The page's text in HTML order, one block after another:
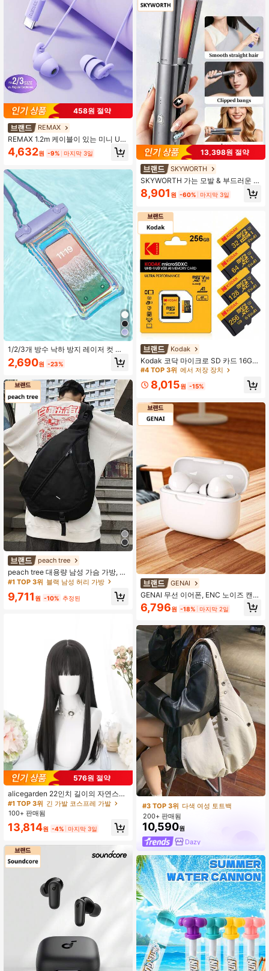
458원 절약
REMAX
REMAX 1.2m 케이블이 있는 미니 US
B-C 유선 수면 이어폰, 측면 수면자를
위한 초부드러운 실리콘 디자인, 여행,
베이스, 일반 이어버드의 2/3 크기
4,632원 -9% 마지막 3일
1/2/3개 방수 낙하 방지 레이저 컷 휴
대폰 파우치, 수영용 홀터 휴대폰 케이
스, 밀폐형 휴대폰 쉘, 투명 다이빙 휴
터치스크린 휴대폰 케이스
2,690원 -23%
peach tree
peach tree 대용량 남성 가슴 가방, 캐
주얼 힙합 여행 메신저 가방, 나일론
주얼 발렌타인 선물 블랙 가방, 대학
생활 용품 학생 남성 필수품 사이드 가
방 졸업 학교 용품
#1 TOP 3위 블랙 남성 허리 가방
높은 재방문 고객
#1 TOP 3위 블랙 남성 허리 가방
높은 재방문 고객
#1 TOP 3위 블랙 남성 허리 가방
높은 재방문 고객
#1 TOP 3위
높은 재방문 고객
9,711 원 -10% 추정된
576원 절약
alicegarden 22인치 길이의 자연스러
운 스트레이트 스타일의 합성 가발, 멋
진 블랙-브라운. 앞머리가 있는 디자
인으로, 이 가발은 여성의 일상 파티
코스프레 사용에 완벽하며, 여성들을
위한 자연스럽고 내구성 있는 가발 선
물을 제공합니다. (액세서리 없음)
#1 TOP 3위 긴 가발 코스프레 가발
100+ 판매됨
13,814원 -4% 마지막 3일
13,398원 절약
SKYWORTH
SKYWORTH 가는 모발 & 부드러운 모
발용 2-In-1 스트레이트 & 컬 헤어 스
타일러, 미니 USB 충전식, 3단계 온도
명, 휴대용 여행 사이즈, 매끄러운 스
트레이트 헤어 또는 부드러운 웨이브
컬 생성
8,901 원 -60% 마지막 3일
Kodak
Kodak 코닥 마이크로 SD 카드 16GB
32GB 64GB 128GB 256GB TF 메모
#4 TOP 3위 에서 저장 장치
높은 재방문 고객
#4 TOP 3위 에서 저장 장치
높은 재방문 고객
#4 TOP 3위 에서 저장 장치
높은 재방문 고객
#4 TOP 3위
높은 재방문 고객
8,015원 -15%
GENAI
GENAI 무선 이어폰, ENC 노이즈 캔슬
링 마이크가 있는 무선 HiFi 스테레오
이어폰, 긴 배터리 수명 인이어 무선 5.
6,796원 -18% 마지막 2일
#3 TOP 3위 다색 여성 토트백
200+ 판매됨
10,590원
Dazy